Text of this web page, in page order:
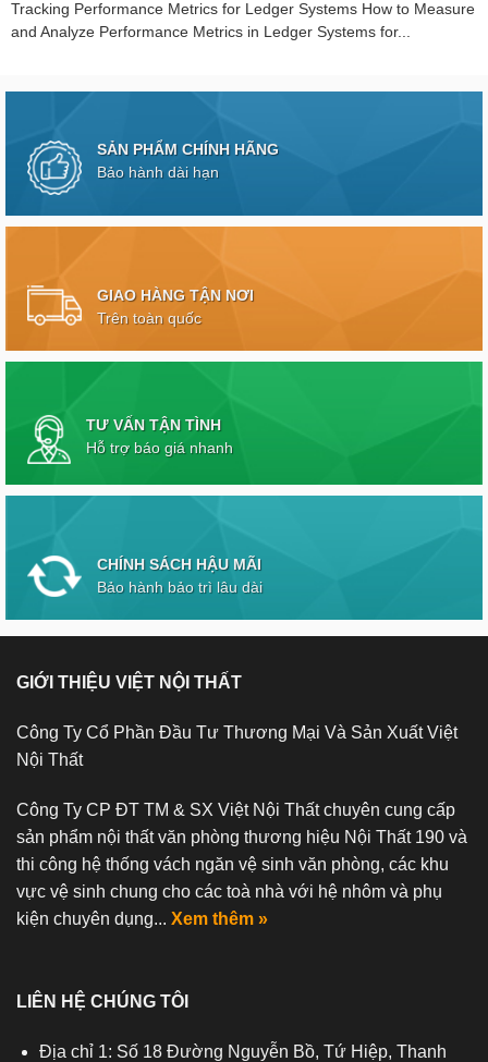
Tracking Performance Metrics for Ledger Systems How to Measure
and Analyze Performance Metrics in Ledger Systems for...
SẢN PHẨM CHÍNH HÃNG
Bảo hành dài hạn
GIAO HÀNG TẬN NƠI
Trên toàn quốc
TƯ VẤN TẬN TÌNH
Hỗ trợ báo giá nhanh
CHÍNH SÁCH HẬU MÃI
Bảo hành bảo trì lâu dài
GIỚI THIỆU VIỆT NỘI THẤT
Công Ty Cổ Phần Đầu Tư Thương Mại Và Sản Xuất Việt
Nội Thất
Công Ty CP ĐT TM & SX Việt Nội Thất chuyên cung cấp
sản phẩm nội thất văn phòng thương hiệu Nội Thất 190 và
thi công hệ thống vách ngăn vệ sinh văn phòng, các khu
vực vệ sinh chung cho các toà nhà với hệ nhôm và phụ
kiện chuyên dụng... Xem thêm »
LIÊN HỆ CHÚNG TÔI
Địa chỉ 1: Số 18 Đường Nguyễn Bồ, Tứ Hiệp, Thanh